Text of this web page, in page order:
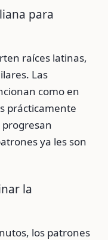
para
raíces latinas,
Las
como en
prácticamente
ya les son
la
los patrones